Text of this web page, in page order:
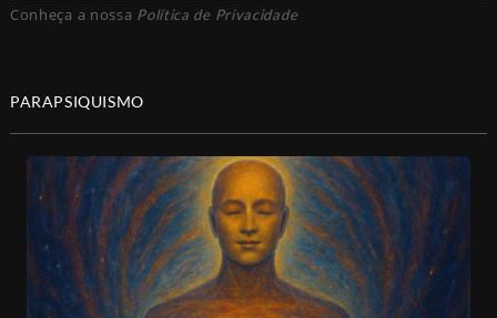
Conheça a nossa Política de Privacidade
PARAPSIQUISMO